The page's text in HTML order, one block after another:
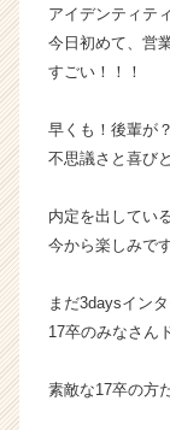
アイデンティテ
今日初めて、営
すごい！！！
早くも！後輩が
不思議さと喜び
内定を出してい
今から楽しみで
まだ3daysイン
17卒のみなさん
素敵な17卒の方